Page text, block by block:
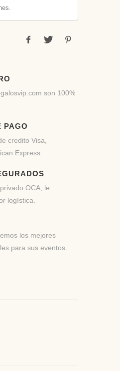
son 100%
PAGO
credito Visa,
Express.
OCA, le
logística.
los mejores
para sus eventos.